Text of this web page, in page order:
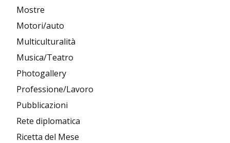
Mostre
Motori/auto
Multiculturalità
Musica/Teatro
Photogallery
Professione/Lavoro
Pubblicazioni
Rete diplomatica
Ricetta del Mese